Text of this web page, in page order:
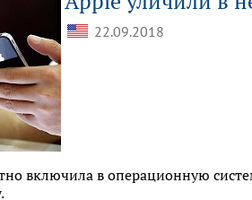
22.09.2018
включила в операционную